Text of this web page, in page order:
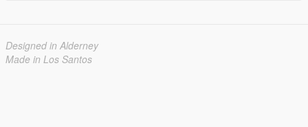
Designed in Alderney
Made in Los Santos